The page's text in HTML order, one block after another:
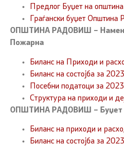
Предлог Буџет на
Граѓански буџет
ОПШТИНА РАДОВИШ –
Пожарна
Биланс на Приходи и
Биланс на состојба за 2023
Посебни податоци за 2023
Структура на приходи и
ОПШТИНА РАДОВИШ – Буџет
Биланс на приходи и
Биланс на состојба за 2023